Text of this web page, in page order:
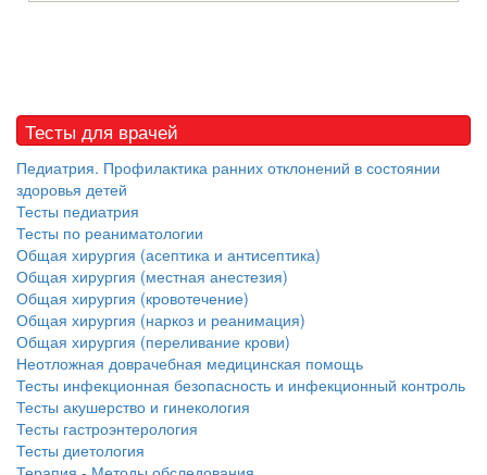
Тесты для врачей
Педиатрия. Профилактика ранних отклонений в состоянии
здоровья детей
Тесты педиатрия
Тесты по реаниматологии
Общая хирургия (асептика и антисептика)
Общая хирургия (местная анестезия)
Общая хирургия (кровотечение)
Общая хирургия (наркоз и реанимация)
Общая хирургия (переливание крови)
Неотложная доврачебная медицинская помощь
Тесты инфекционная безопасность и инфекционный контроль
Тесты акушерство и гинекология
Тесты гастроэнтерология
Тесты диетология